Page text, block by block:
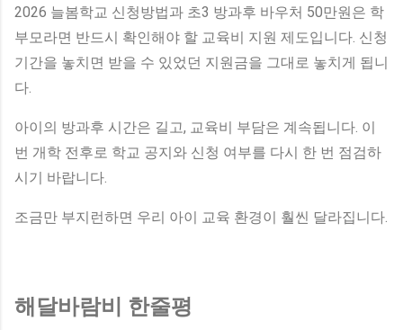
2026 늘봄학교 신청방법과 초3 방과후 바우처 50만원은 학
부모라면 반드시 확인해야 할 교육비 지원 제도입니다. 신청
기간을 놓치면 받을 수 있었던 지원금을 그대로 놓치게 됩니
다.
아이의 방과후 시간은 길고, 교육비 부담은 계속됩니다. 이
번 개학 전후로 학교 공지와 신청 여부를 다시 한 번 점검하
시기 바랍니다.
조금만 부지런하면 우리 아이 교육 환경이 훨씬 달라집니다.
해달바람비 한줄평